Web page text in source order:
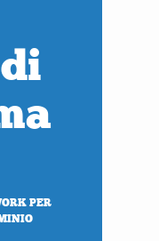
PER